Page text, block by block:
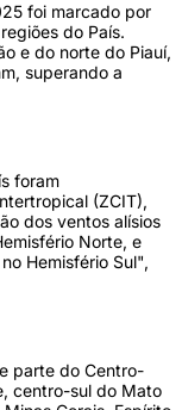
foi marcado por
do País.
e do norte do Piauí,
superando a
foram
(ZCIT),
dos ventos alísios
Norte, e
Hemisfério Sul",
parte do Centro-
centro-sul do Mato